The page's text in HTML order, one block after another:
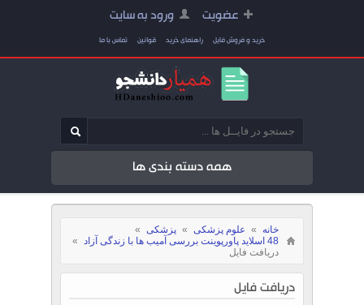
عضویت ورود به سایت
خرید و فروش فایل راهنمای خرید قوانین تماس با ما
همه دسته بندی ها
خانه » علوم پزشکی » پزشکی »
48 اسلاید پاورپوینت بررسی آمیب ها با زندگی آزاد
»
دریافت فایل
دریافت فایل